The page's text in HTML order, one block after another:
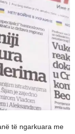
të ngarkuara me